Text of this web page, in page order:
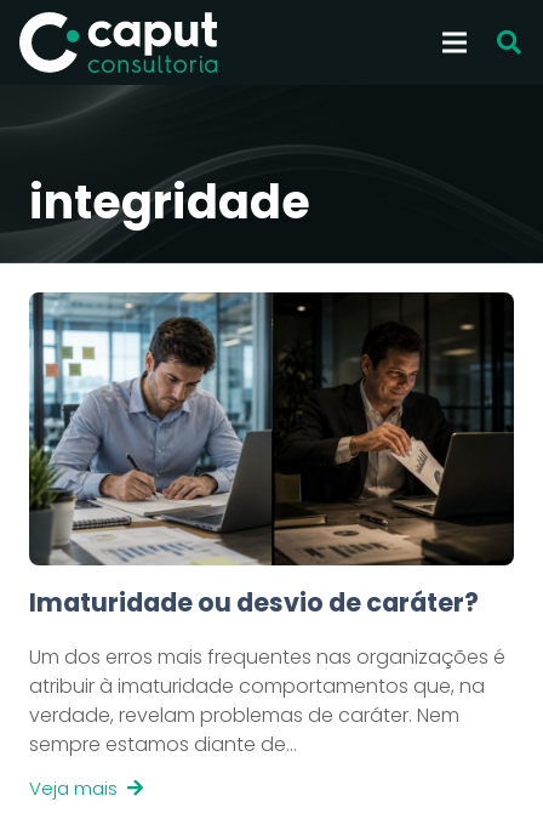
integridade
Imaturidade ou desvio de caráter?
Um dos erros mais frequentes nas organizações é
atribuir à imaturidade comportamentos que, na
verdade, revelam problemas de caráter. Nem
sempre estamos diante de…
Veja mais